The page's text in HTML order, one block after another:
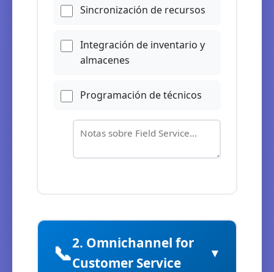
Sincronización de recursos
Integración de inventario y
almacenes
Programación de técnicos
📞2. Omnichannel for
Customer Service
▼